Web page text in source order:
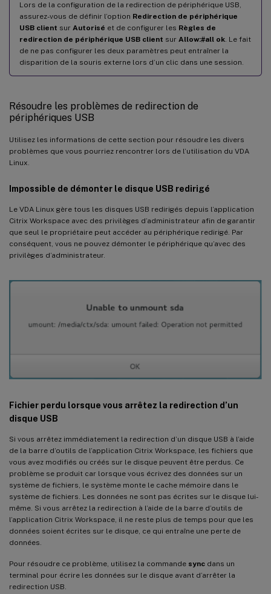
Lors de la configuration de la redirection de périphérique USB,
assurez-vous de définir l’option Redirection de périphérique
USB client sur Autorisé et de configurer les Règles de
redirection de périphérique USB client sur Allow:#all ok. Le fait
de ne pas configurer les deux paramètres peut entraîner la
disparition de la souris externe lors d’un clic dans une session.
Résoudre les problèmes de redirection de
périphériques USB
Utilisez les informations de cette section pour résoudre les divers
problèmes que vous pourriez rencontrer lors de l’utilisation du VDA
Linux.
Impossible de démonter le disque USB redirigé
Le VDA Linux gère tous les disques USB redirigés depuis l’application
Citrix Workspace avec des privilèges d’administrateur afin de garantir
que seul le propriétaire peut accéder au périphérique redirigé. Par
conséquent, vous ne pouvez démonter le périphérique qu’avec des
privilèges d’administrateur.
Fichier perdu lorsque vous arrêtez la redirection d’un
disque USB
Si vous arrêtez immédiatement la redirection d’un disque USB à l’aide
de la barre d’outils de l’application Citrix Workspace, les fichiers que
vous avez modifiés ou créés sur le disque peuvent être perdus. Ce
problème se produit car lorsque vous écrivez des données sur un
système de fichiers, le système monte le cache mémoire dans le
système de fichiers. Les données ne sont pas écrites sur le disque lui-
même. Si vous arrêtez la redirection à l’aide de la barre d’outils de
l’application Citrix Workspace, il ne reste plus de temps pour que les
données soient écrites sur le disque, ce qui entraîne une perte de
données.
Pour résoudre ce problème, utilisez la commande sync dans un
terminal pour écrire les données sur le disque avant d’arrêter la
redirection USB.